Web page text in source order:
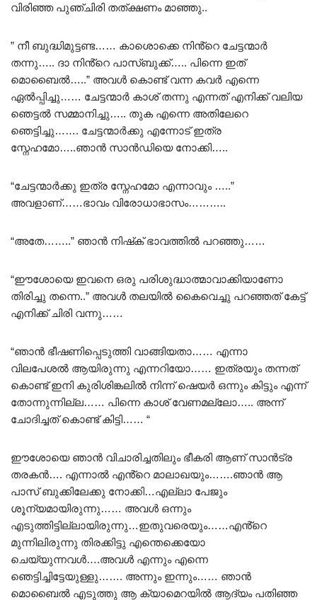
വിരിഞ്ഞ പുഞ്ചിരി തത്ക്ഷണം മാഞ്ഞു..
” നീ ബുദ്ധിമുട്ടണ്ട…… കാശൊക്കെ നിൻ്റെ ചേട്ടന്മാർ
തന്നു….. ദാ നിൻ്റെ പാസ്ബുക്ക്….. പിന്നെ ഇത്
മൊബൈൽ…..” അവൾ കൊണ്ട് വന്ന കവർ എന്നെ
ഏൽപ്പിച്ചു…… ചേട്ടന്മാർ കാശ് തന്നു എന്നത് എനിക്ക് വലിയ
ഞെട്ടൽ സമ്മാനിച്ചു….. തുക എന്നെ അതിലേറെ
ഞെട്ടിച്ചു……. ചേട്ടന്മാർക്കു എന്നോട് ഇത്ര
സ്നേഹമോ…..ഞാൻ സാൻഡിയെ നോക്കി…..
“ചേട്ടന്മാർക്കു ഇത്ര സ്നേഹമോ എന്നാവും …..”
അവളാണ്……ഭാവം വിരോധാഭാസം………..
“അതേ……..” ഞാൻ നിഷ്‌ക്‌ ഭാവത്തിൽ പറഞ്ഞു……
“ഈശോയെ ഇവനെ ഒരു പരിശുദ്ധാത്മാവാക്കിയാണോ
തിരിച്ചു തന്നെ..” അവൾ തലയിൽ കൈവെച്ചു പറഞ്ഞത് കേട്ട്
എനിക്ക് ചിരി വന്നു……
“ഞാൻ ഭീഷണിപ്പെടുത്തി വാങ്ങിയതാ…… എന്നാ
വിലപേശൽ ആയിരുന്നു എന്നറിയോ…… ഇത്രയും തന്നത്
കൊണ്ട് ഇനി കുരിശിങ്കലിൽ നിന്ന് ഷെയർ ഒന്നും കിട്ടും എന്ന്
തോന്നുന്നില്ല…… പിന്നെ കാശ് വേണമല്ലോ….. അന്ന്
ചോദിച്ചത് കൊണ്ട് കിട്ടി…… “
ഈശോയെ ഞാൻ വിചാരിച്ചതിലും ഭീകരി ആണ് സാൻട്ര
തരകൻ…. എന്നാൽ എൻ്റെ മാലാഖയും…….ഞാൻ ആ
പാസ് ബുക്കിലേക്കു നോക്കി…എല്ലാ പേജും
ശൂന്യമായിരുന്നു…… അവൾ ഒന്നും
എടുത്തിട്ടില്ലായിരുന്നു…ഇതുവരെയും……എൻ്റെ
മുന്നിലിരുന്നു തിരക്കിട്ടു എന്തെക്കെയോ
ചെയ്യുന്നവൾ….അവൾ എന്നും എന്നെ
ഞെട്ടിച്ചിട്ടേയുള്ളു……. അന്നും ഇന്നും…… ഞാൻ
മൊബൈൽ എടുത്തു ആ ക്യാമെറയിൽ ആദ്യം പതിഞ്ഞ